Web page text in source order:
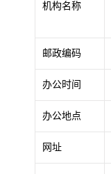
机构名称
邮政编码
办公时间
办公地点
网址